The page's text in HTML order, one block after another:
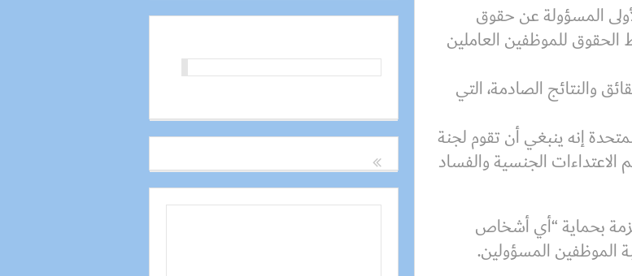
المسؤولة عن حقوق
الحقوق للموظفين العاملين
والنتائج الصادمة، التي
إنه ينبغي أن تقوم لجنة
الجنسية والفساد
بحماية “أي أشخاص
الموظفين المسؤولين.